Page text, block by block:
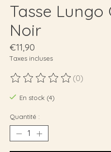
Tasse Lungo
Noir
€11,90
Taxes incluses
Ce produit est évalué à
(0)
En stock (4)
Quantité :